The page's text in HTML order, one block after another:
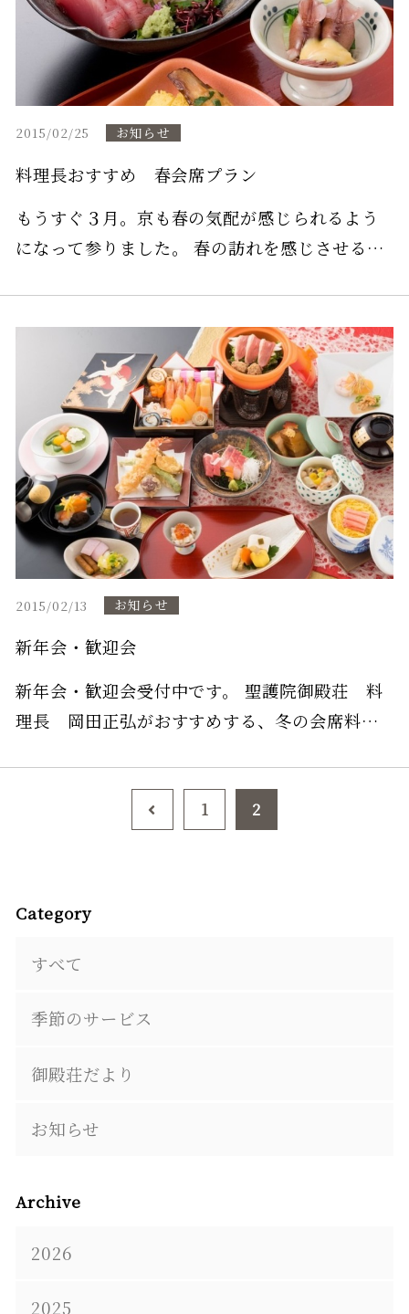
2015/02/25 お知らせ
料理長おすすめ 春会席プラン
もうすぐ３月。京も春の気配が感じられるよう
になって参りました。 春の訪れを感じさせる、
2015/02/13 お知らせ
新年会・歓迎会
新年会・歓迎会受付中です。 聖護院御殿荘 料
理長 岡田正弘がおすすめする、冬の会席料
海老芋のあんかけ」、など京の冬の美味しいお
1 2
Category
すべて
季節のサービス
御殿荘だより
お知らせ
Archive
2026
2025